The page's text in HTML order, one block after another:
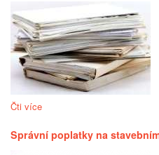
Čti více
Správní poplatky na